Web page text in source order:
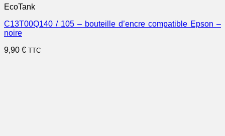
EcoTank
C13T00Q140 / 105 – bouteille d’encre compatible Epson –
noire
9,90 € TTC